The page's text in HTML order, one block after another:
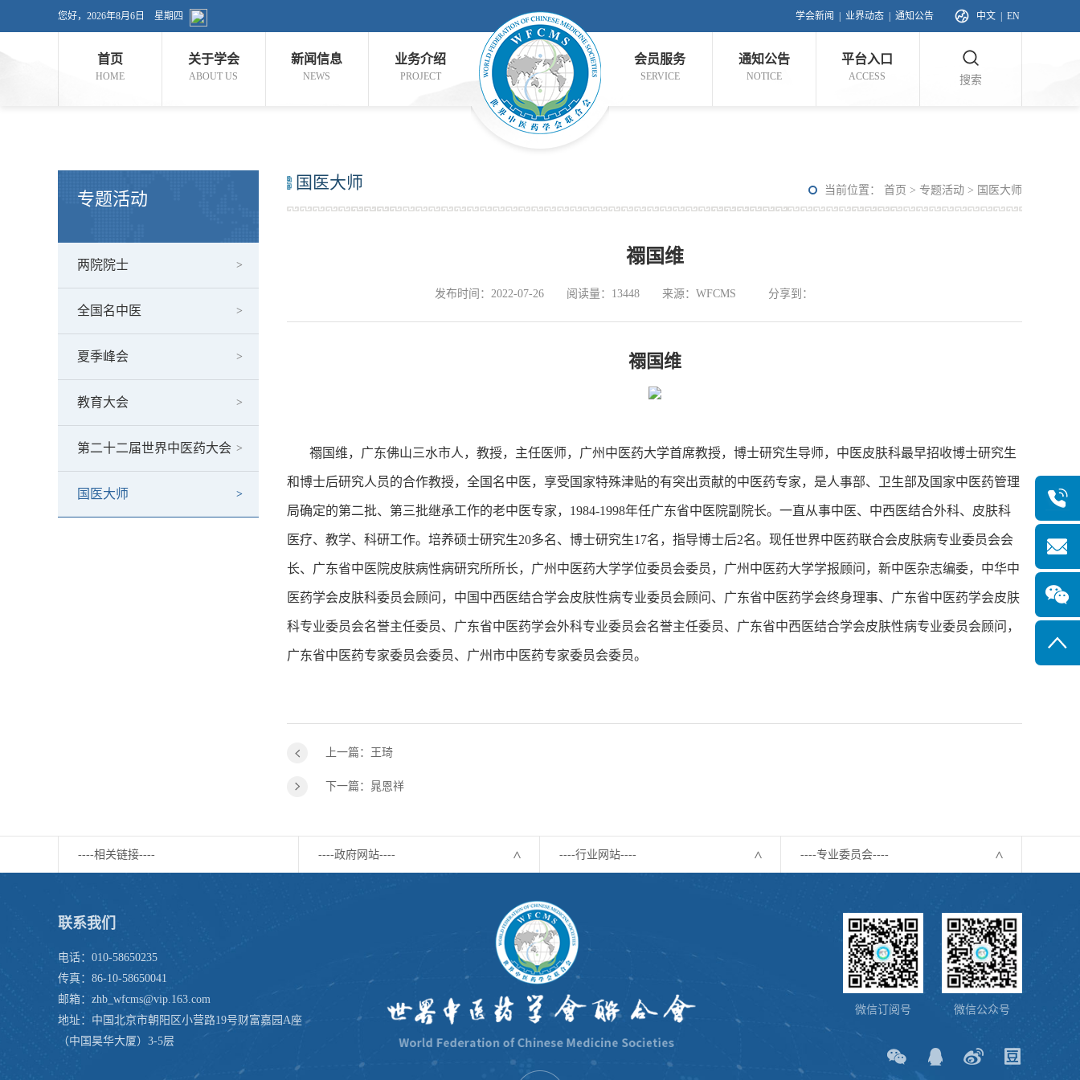
您好， 2026年8月6日 星期四 学会新闻 业界动态 通知公告 中文 EN
首页
HOME
关于学会
ABOUT US
新闻信息
NEWS
业务介绍
PROJECT
会员服务
SERVICE
通知公告
NOTICE
平台入口
ACCESS 搜索
专题活动
两院院士
全国名中医
夏季峰会
教育大会
第二十二届世界中医药大会
国医大师
国医大师 当前位置： 首页 > 专题活动 > 国医大师
禤国维
发布时间：2022-07-26 阅读量：13448 来源：WFCMS 分享到：
禤国维
禤国维，广东佛山三水市人，教授，主任医师，广州中医药大学首席教授，博士研究生导师，中医皮肤科最早招收博士研究生
和博士后研究人员的合作教授，全国名中医，享受国家特殊津贴的有突出贡献的中医药专家，是人事部、卫生部及国家中医药管理
局确定的第二批、第三批继承工作的老中医专家，1984-1998年任广东省中医院副院长。一直从事中医、中西医结合外科、皮肤科
医疗、教学、科研工作。培养硕士研究生20多名、博士研究生17名，指导博士后2名。现任世界中医药联合会皮肤病专业委员会会
长、广东省中医院皮肤病性病研究所所长，广州中医药大学学位委员会委员，广州中医药大学学报顾问，新中医杂志编委，中华中
医药学会皮肤科委员会顾问，中国中西医结合学会皮肤性病专业委员会顾问、广东省中医药学会终身理事、广东省中医药学会皮肤
科专业委员会名誉主任委员、广东省中医药学会外科专业委员会名誉主任委员、广东省中西医结合学会皮肤性病专业委员会顾问，
广东省中医药专家委员会委员、广州市中医药专家委员会委员。
上一篇：王琦
下一篇：晁恩祥
----相关链接---- ----政府网站---- ----行业网站---- ----专业委员会----
联系我们
电话：010-58650235
传真：86-10-58650041
邮箱：zhb_wfcms@vip.163.com
地址：中国北京市朝阳区小营路19号财富嘉园A座
（中国昊华大厦）3-5层
微信订阅号 微信公众号